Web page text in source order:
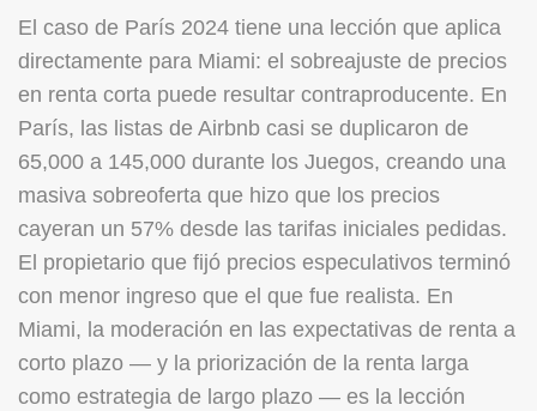
El caso de París 2024 tiene una lección que aplica
directamente para Miami: el sobreajuste de precios
en renta corta puede resultar contraproducente. En
París, las listas de Airbnb casi se duplicaron de
65,000 a 145,000 durante los Juegos, creando una
masiva sobreoferta que hizo que los precios
cayeran un 57% desde las tarifas iniciales pedidas.
El propietario que fijó precios especulativos terminó
con menor ingreso que el que fue realista. En
Miami, la moderación en las expectativas de renta a
corto plazo — y la priorización de la renta larga
como estrategia de largo plazo — es la lección